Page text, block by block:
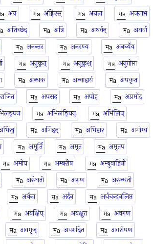
अग्र अङ्गिरस् अचल
अजनाभ
अतिच्छेद अत्रि अथर्वन्
अथर्वा
अनन्तर अनरण्य
अनर्घ्येय
अनुकृत् अनुक्रुश्
अनुगोप्ता
अन्धक अन्वाहार्य
अपकृत
अपसद अपोह
अप्रमोद
अभिलङ्घिन्
अभिलिप्
अभिहन् अभिहार
अभोग्य
अमूर्ति अमृत
अमृतप
अमोघ अम्बरीष
अम्बुवाहिनी
अरुंधती अरुण
अरुन्धती
अर्थना अर्दन
अर्धचन्दनलिप्त
अवक्षिप् अवक्षुत
अवगण
अवमृज् अवरुदित
अवरोपण